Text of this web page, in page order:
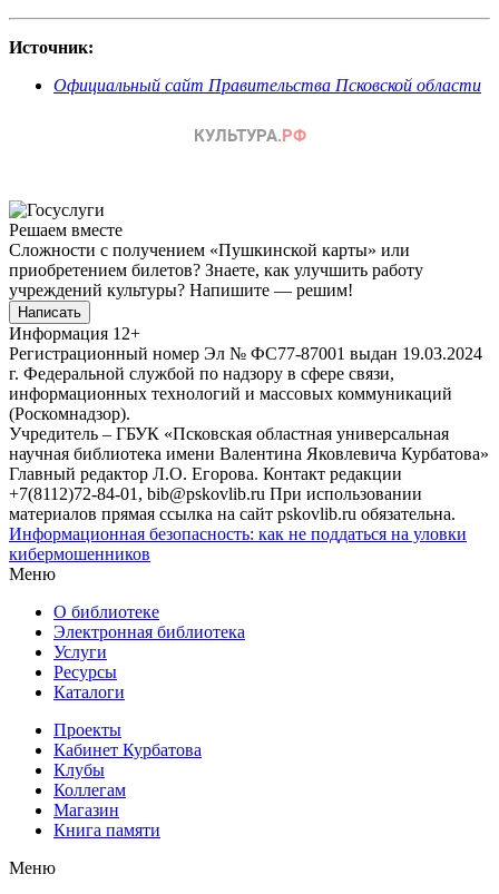
Источник:
Официальный сайт Правительства Псковской области
Решаем вместе
Сложности с получением «Пушкинской карты» или
приобретением билетов? Знаете, как улучшить работу
учреждений культуры? Напишите — решим!
Написать
Информация 12+
Регистрационный номер Эл № ФС77-87001 выдан 19.03.2024
г. Федеральной службой по надзору в сфере связи,
информационных технологий и массовых коммуникаций
(Роскомнадзор).
Учредитель – ГБУК «Псковская областная универсальная
научная библиотека имени Валентина Яковлевича Курбатова»
Главный редактор Л.О. Егорова. Контакт редакции
+7(8112)72-84-01, bib@pskovlib.ru При использовании
материалов прямая ссылка на сайт pskovlib.ru обязательна.
Информационная безопасность: как не поддаться на уловки
кибермошенников
Меню
О библиотеке
Электронная библиотека
Услуги
Ресурсы
Каталоги
Проекты
Кабинет Курбатова
Клубы
Коллегам
Магазин
Книга памяти
Меню